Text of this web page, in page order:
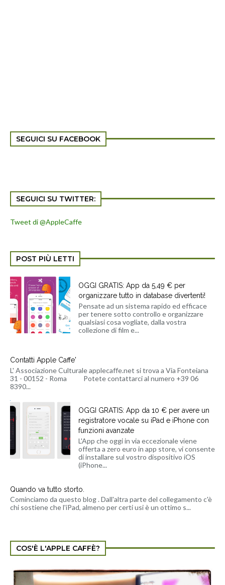
SEGUICI SU FACEBOOK
SEGUICI SU TWITTER:
Tweet di @AppleCaffe
POST PIÙ LETTI
OGGI GRATIS: App da 5,49 € per
organizzare tutto in database divertenti!
Pensate ad un sistema rapido ed efficace
per tenere sotto controllo e organizzare
qualsiasi cosa vogliate, dalla vostra
collezione di film e...
Contatti Apple Caffe'
L' Associazione Culturale applecaffe.net si trova a Via Fonteiana
31 - 00152 - Roma Potete contattarci al numero +39 06
8390...
OGGI GRATIS: App da 10 € per avere un
registratore vocale su iPad e iPhone con
funzioni avanzate
L'App che oggi in via eccezionale viene
offerta a zero euro in app store, vi consente
di installare sul vostro dispositivo iOS
(iPhone...
Quando va tutto storto.
Cominciamo da questo blog . Dall'altra parte del collegamento c'è
chi sostiene che l'iPad, almeno per certi usi è un ottimo s...
COS'È L'APPLE CAFFÈ?